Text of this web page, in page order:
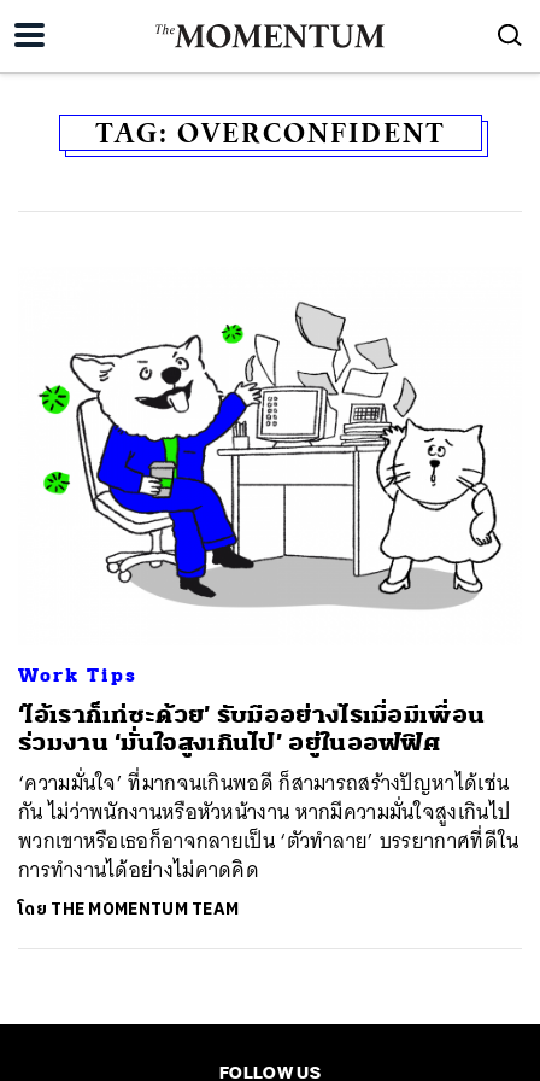
TAG: OVERCONFIDENT
Work Tips
‘ไอ้เราก็เท่ซะด้วย’ รับมืออย่างไรเมื่อมีเพื่อน
ร่วมงาน ‘มั่นใจสูงเกินไป’ อยู่ในออฟฟิศ
‘ความมั่นใจ’ ที่มากจนเกินพอดี ก็สามารถสร้างปัญหาได้เช่น
กัน ไม่ว่าพนักงานหรือหัวหน้างาน หากมีความมั่นใจสูงเกินไป
พวกเขาหรือเธอก็อาจกลายเป็น ‘ตัวทำลาย’ บรรยากาศที่ดีใน
การทำงานได้อย่างไม่คาดคิด
โดย THE MOMENTUM TEAM
FOLLOW US